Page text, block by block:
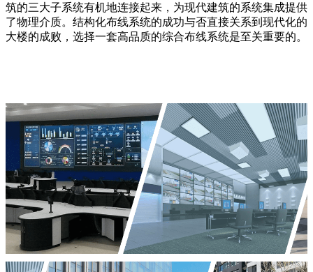
筑的三大子系统有机地连接起来，为现代建筑的系统集成提供
了物理介质。结构化布线系统的成功与否直接关系到现代化的
大楼的成败，选择一套高品质的综合布线系统是至关重要的。